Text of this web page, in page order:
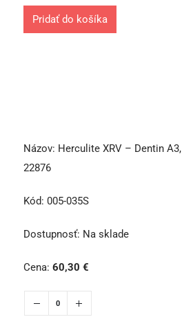
Pridať do košíka
Názov: Herculite XRV – Dentin A3,
22876
Kód: 005-035S
Dostupnosť: Na sklade
Cena: 60,30 €